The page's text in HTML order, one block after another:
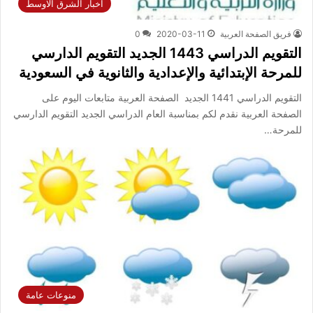
اخبار الشرق الاوسط
فريق الصفحة العربية 2020-03-11
0
التقويم الدراسي 1443 الجديد التقويم الدارسي
للمرحة الإبتدائية والإعدادية والثانوية في السعودية
التقويم الدراسي 1441 الجديد الصفحة العربية متابعات اليوم على
الصفحة العربية نقدم لكم بمناسبة العام الدراسي الجديد التقويم الدارسي
للمرحة…
منوعات عامة